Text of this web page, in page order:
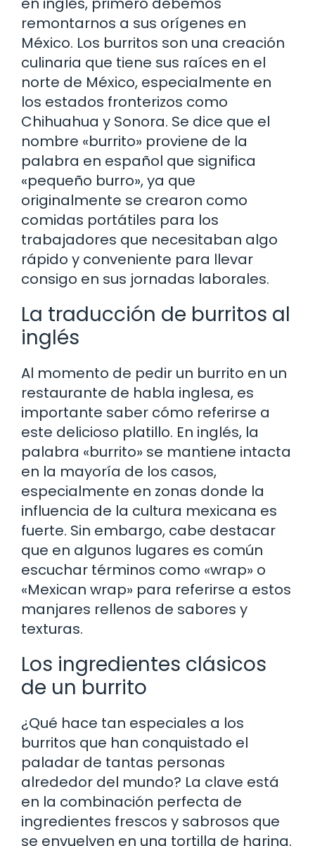
remontarnos a sus orígenes en
México. Los burritos son una creación
culinaria que tiene sus raíces en el
norte de México, especialmente en
los estados fronterizos como
Chihuahua y Sonora. Se dice que el
nombre «burrito» proviene de la
palabra en español que significa
«pequeño burro», ya que
originalmente se crearon como
comidas portátiles para los
trabajadores que necesitaban algo
rápido y conveniente para llevar
consigo en sus jornadas laborales.
La traducción de burritos al
inglés
Al momento de pedir un burrito en un
restaurante de habla inglesa, es
importante saber cómo referirse a
este delicioso platillo. En inglés, la
palabra «burrito» se mantiene intacta
en la mayoría de los casos,
especialmente en zonas donde la
influencia de la cultura mexicana es
fuerte. Sin embargo, cabe destacar
que en algunos lugares es común
escuchar términos como «wrap» o
«Mexican wrap» para referirse a estos
manjares rellenos de sabores y
texturas.
Los ingredientes clásicos
de un burrito
¿Qué hace tan especiales a los
burritos que han conquistado el
paladar de tantas personas
alrededor del mundo? La clave está
en la combinación perfecta de
ingredientes frescos y sabrosos que
se envuelven en una tortilla de harina.